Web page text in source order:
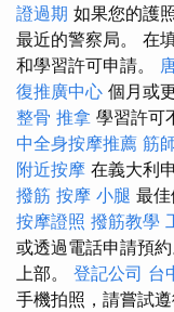
證過期 如果您的護
最近的警察局。 在
和學習許可申請。
復推廣中心 個月或
整骨 推拿 學習許可
中全身按摩推薦 筋
附近按摩 在義大利
撥筋 按摩 小腿 最
按摩證照 撥筋教學
或透過電話申請預
上部。 登記公司 台
手機拍照，請嘗試